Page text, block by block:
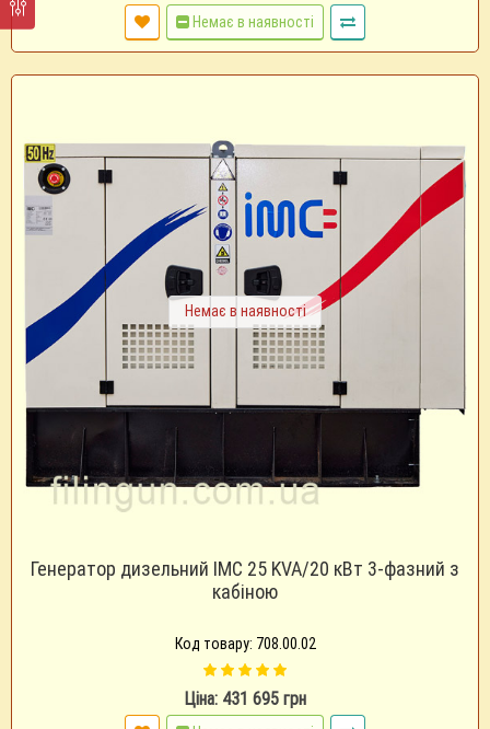
Немає в наявності
Немає в наявності
Генератор дизельний IMC 25 KVA/20 кВт 3-фазний з
кабіною
Код товару: 708.00.02
Ціна: 431 695 грн